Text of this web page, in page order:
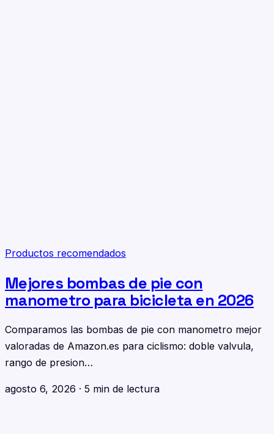
Productos recomendados
Mejores bombas de pie con
manometro para bicicleta en 2026
Comparamos las bombas de pie con manometro mejor
valoradas de Amazon.es para ciclismo: doble valvula,
rango de presion…
agosto 6, 2026 · 5 min de lectura